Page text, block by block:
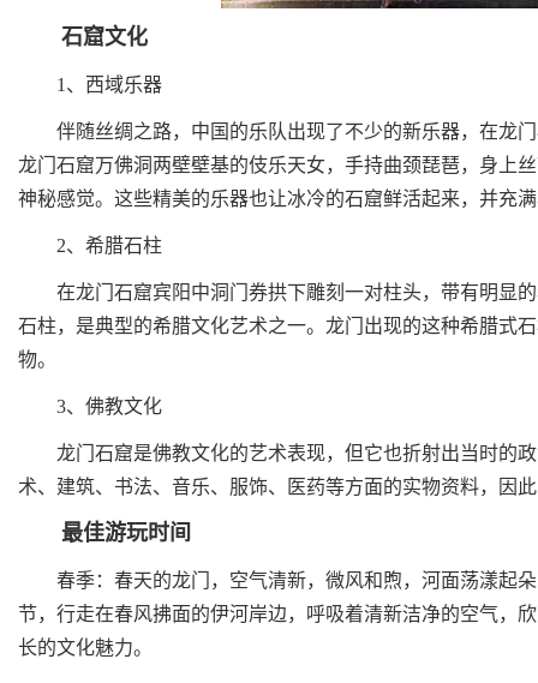
石窟文化
1、西域乐器
伴随丝绸之路，中国的乐队出现了不少的新乐器，在龙门
龙门石窟万佛洞两壁壁基的伎乐天女，手持曲颈琵琶，身上
神秘感觉。这些精美的乐器也让冰冷的石窟鲜活起来，并充
2、希腊石柱
在龙门石窟宾阳中洞门券拱下雕刻一对柱头，带有明显的
石柱，是典型的希腊文化艺术之一。龙门出现的这种希腊式
物。
3、佛教文化
龙门石窟是佛教文化的艺术表现，但它也折射出当时的政
术、建筑、书法、音乐、服饰、医药等方面的实物资料，因
最佳游玩时间
春季：春天的龙门，空气清新，微风和煦，河面荡漾起朵
节，行走在春风拂面的伊河岸边，呼吸着清新洁净的空气，
长的文化魅力。